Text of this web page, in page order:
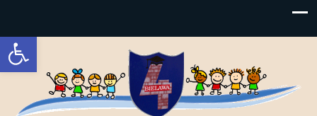
Open toolbar